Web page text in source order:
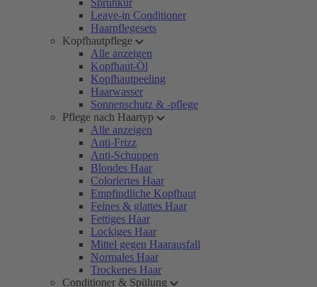
Sprühkur
Leave-in Conditioner
Haarpflegesets
Kopfhautpflege
Alle anzeigen
Kopfhaut-Öl
Kopfhautpeeling
Haarwasser
Sonnenschutz & -pflege
Pflege nach Haartyp
Alle anzeigen
Anti-Frizz
Anti-Schuppen
Blondes Haar
Coloriertes Haar
Empfindliche Kopfhaut
Feines & glattes Haar
Fettiges Haar
Lockiges Haar
Mittel gegen Haarausfall
Normales Haar
Trockenes Haar
Conditioner & Spülung